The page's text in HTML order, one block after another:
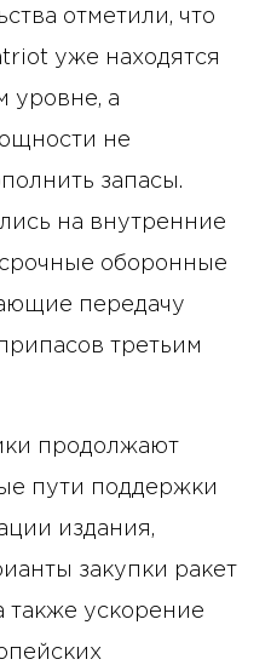
отметили, что
уже находятся
уровне, а
не
запасы.
на внутренние
оборонные
передачу
третьим
продолжают
пути поддержки
издания,
закупки ракет
также ускорение